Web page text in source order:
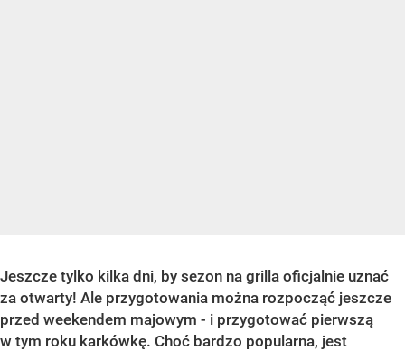
Jeszcze tylko kilka dni, by sezon na grilla oficjalnie uznać
za otwarty! Ale przygotowania można rozpocząć jeszcze
przed weekendem majowym - i przygotować pierwszą
w tym roku karkówkę. Choć bardzo popularna, jest